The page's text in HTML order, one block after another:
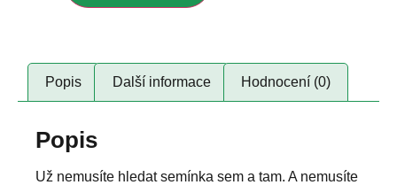
Popis Další informace Hodnocení (0)
Popis
Už nemusíte hledat semínka sem a tam. A nemusíte